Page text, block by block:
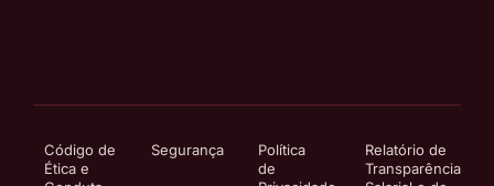
Código de
Ética e
Segurança
Política
de
Relatório de
Transparência